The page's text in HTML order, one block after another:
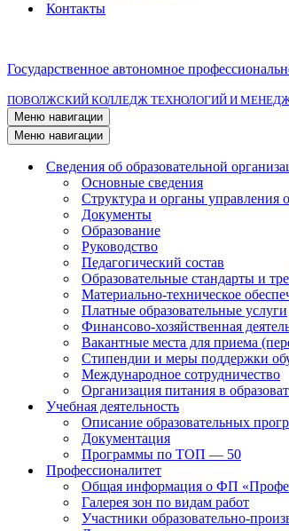
Контакты
Государственное автономное
ПОВОЛЖСКИЙ КОЛЛЕДЖ ТЕХНОЛОГИЙ И
Меню навигации
Меню навигации
Сведения об образовательной
Основные сведения
Структура и органы управления
Документы
Образование
Руководство
Педагогический состав
Образовательные стандарты и
Материально-техническое
Платные образовательные услуги
Финансово-хозяйственная
Вакантные места для приема
Стипендии и меры поддержки
Международное сотрудничество
Организация питания в
Учебная деятельность
Описание образовательных
Документация
Программы по ТОП — 50
Профессионалитет
Общая информация о ФП
Галерея зон по видам работ
Участники образовательно-